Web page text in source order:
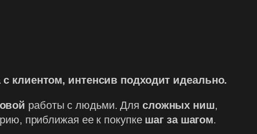
клиентом, интенсив подходит идеально.
работы с людьми. Для сложных ниш,
приближая ее к покупке шаг за шагом.